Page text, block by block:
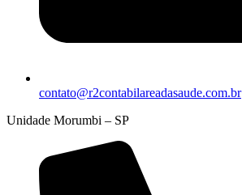
contato@r2contabilareadasaude.com.br
Unidade Morumbi – SP